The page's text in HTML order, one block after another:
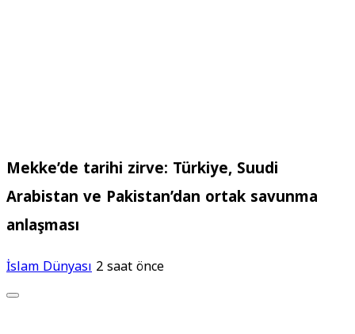
Mekke’de tarihi zirve: Türkiye, Suudi
Arabistan ve Pakistan’dan ortak savunma
anlaşması
İslam Dünyası2 saat önce